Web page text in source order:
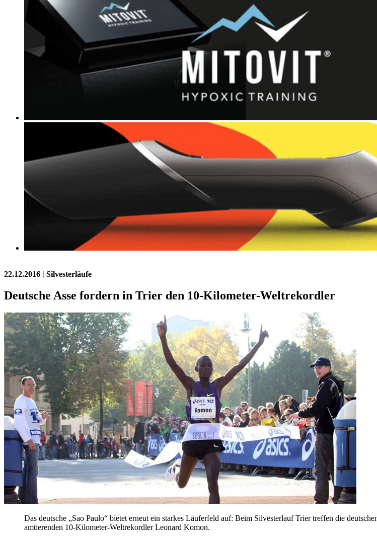
22.12.2016 | Silvesterläufe
Deutsche Asse fordern in Trier den 10-Kilometer-Weltrekordler
Das deutsche „Sao Paulo“ bietet erneut ein starkes Läuferfeld auf: Beim Silvesterlauf Trier treffen die
amtierenden 10-Kilometer-Weltrekordler Leonard Komon.